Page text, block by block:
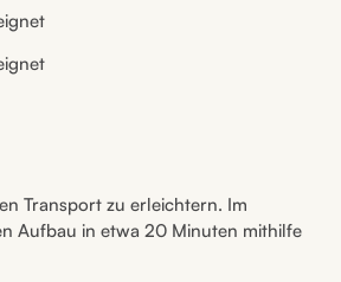
Transport zu erleichtern. Im
Aufbau in etwa 20 Minuten mithilfe